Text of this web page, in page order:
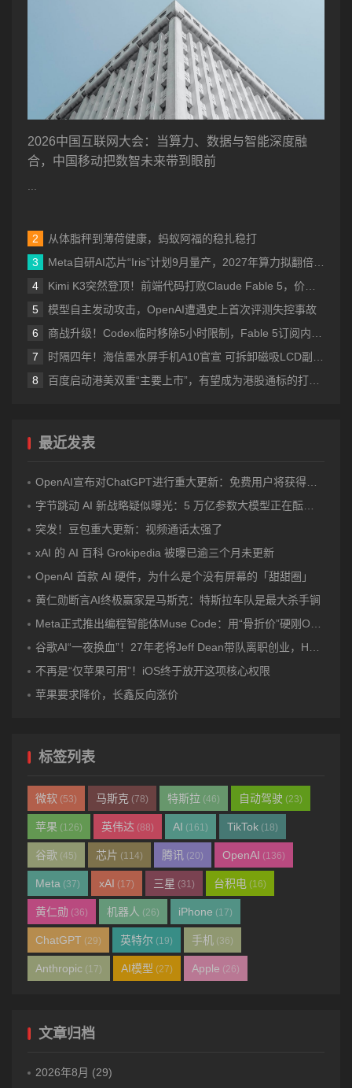
2026中国互联网大会：当算力、数据与智能深度融
合，中国移动把数智未来带到眼前
从体脂秤到薄荷健康，蚂蚁阿福的稳扎稳打
Meta自研AI芯片“Iris”计划9月量产，2027年算力拟翻倍至14吉瓦
Kimi K3突然登顶！前端代码打败Claude Fable 5，价格也涨到了美国档
模型自主发动攻击，OpenAI遭遇史上首次评测失控事故
商战升级！Codex临时移除5小时限制，Fable 5订阅内访问再延7天
时隔四年！海信墨水屏手机A10官宣 可拆卸磁吸LCD副屏 4nm芯片
百度启动港美双重“主要上市”，有望成为港股通标的打开增量空间
最近发表
OpenAI宣布对ChatGPT进行重大更新：免费用户将获得无限次数的文字聊天权限
字节跳动 AI 新战略疑似曝光：5 万亿参数大模型正在酝酿？
突发！豆包重大更新：视频通话太强了
xAI 的 AI 百科 Grokipedia 被曝已逾三个月未更新
OpenAI 首款 AI 硬件，为什么是个没有屏幕的「甜甜圈」
黄仁勋断言AI终极赢家是马斯克：特斯拉车队是最大杀手锏
Meta正式推出编程智能体Muse Code：用“骨折价”硬刚OpenAI和Anthropic！
谷歌AI“一夜换血”！27年老将Jeff Dean带队离职创业，Hassabis卸任DeepMind CEO，Gemini迎来关键换帅
不再是“仅苹果可用”！iOS终于放开这项核心权限
苹果要求降价，长鑫反向涨价
标签列表
微软 (53) 马斯克 (78) 特斯拉 (46) 自动驾驶 (23)
苹果 (126) 英伟达 (88) AI (161) TikTok (18)
谷歌 (45) 芯片 (114) 腾讯 (20) OpenAI (136)
Meta (37) xAI (17) 三星 (31) 台积电 (16)
黄仁勋 (36) 机器人 (26) iPhone (17)
ChatGPT (29) 英特尔 (19) 手机 (36)
Anthropic (17) AI模型 (27) Apple (26)
文章归档
2026年8月 (29)